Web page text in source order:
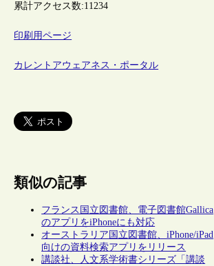
累計アクセス数:11234
印刷用ページ
カレントアウェアネス・ポータル
類似の記事
フランス国立図書館、電子図書館Gallica
のアプリをiPhoneにも対応
オーストラリア国立図書館、iPhone/iPad
向けの資料検索アプリをリリース
講談社、人文系学術書シリーズ「講談